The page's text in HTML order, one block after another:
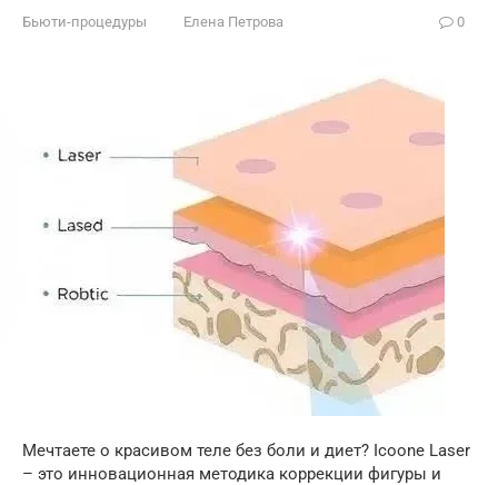
Бьюти-процедуры Елена Петрова 0
Мечтаете о красивом теле без боли и диет? Icoone Laser
– это инновационная методика коррекции фигуры и